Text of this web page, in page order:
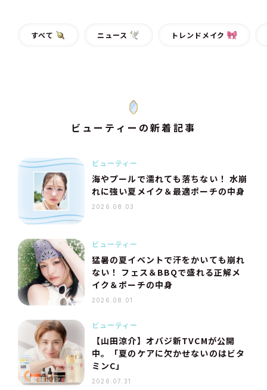
すべて ニュース トレンドメイク
ビューティーの新着記事
ビューティー
海やプールで濡れても落ちない！ 水崩
れに強い夏メイク＆最適ポーチの中身
2026.08.03
ビューティー
猛暑の夏イベントで汗をかいても崩れ
ない！ フェス＆BBQで盛れる正解メ
イク＆ポーチの中身
2026.08.01
ビューティー
【山田涼介】オバジ新TVCMが公開
中。「夏のケアに欠かせないのはビタ
ミンC」
2026.07.31